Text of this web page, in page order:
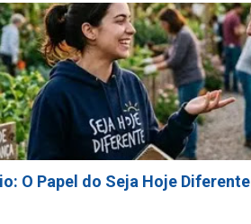
O Papel do Seja Hoje Diferente